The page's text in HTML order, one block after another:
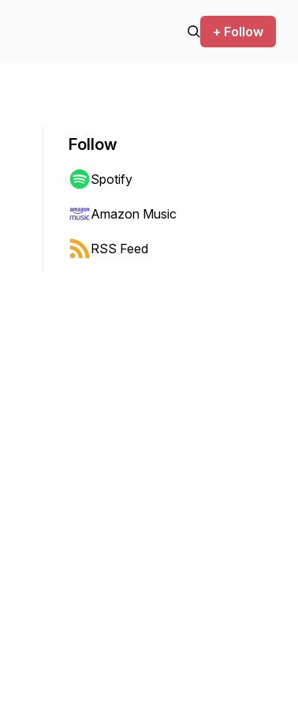
+ Follow
shift to jump forward or backward.
Follow
Spotify
Amazon Music
RSS Feed